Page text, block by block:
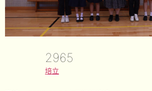
2965
培立